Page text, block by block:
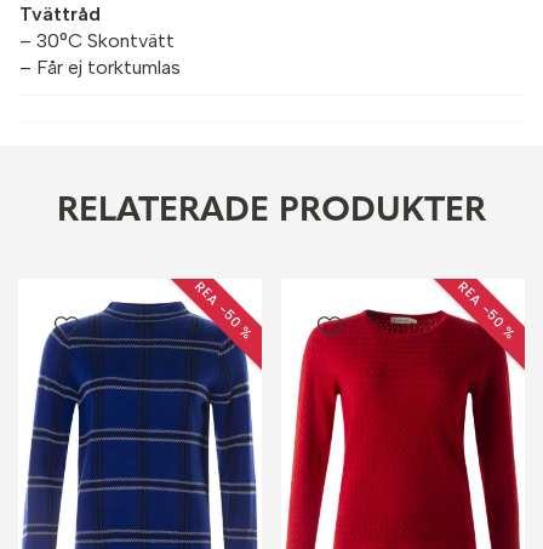
Tvättråd
– 30°C Skontvätt
– Får ej torktumlas
RELATERADE PRODUKTER
REA −50 % REA −50 %